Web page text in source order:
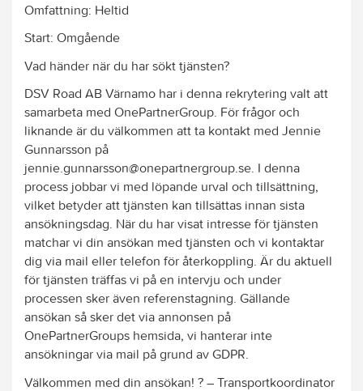
Omfattning: Heltid
Start: Omgående
Vad händer när du har sökt tjänsten?
DSV Road AB Värnamo har i denna rekrytering valt att
samarbeta med OnePartnerGroup. För frågor och
liknande är du välkommen att ta kontakt med Jennie
Gunnarsson på
jennie.gunnarsson@onepartnergroup.se. I denna
process jobbar vi med löpande urval och tillsättning,
vilket betyder att tjänsten kan tillsättas innan sista
ansökningsdag. När du har visat intresse för tjänsten
matchar vi din ansökan med tjänsten och vi kontaktar
dig via mail eller telefon för återkoppling. Är du aktuell
för tjänsten träffas vi på en intervju och under
processen sker även referenstagning. Gällande
ansökan så sker det via annonsen på
OnePartnerGroups hemsida, vi hanterar inte
ansökningar via mail på grund av GDPR.
Välkommen med din ansökan! ? – Transportkoordinator